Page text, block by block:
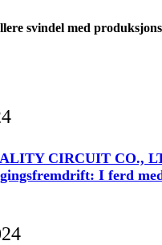
svindel med
CIRCUIT CO.,
I ferd